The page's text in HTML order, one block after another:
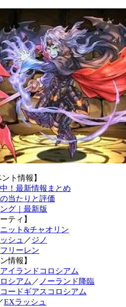
ト情報】
！最新情報まとめ
当たりと評価
グ｜最新版
ティ】
ニット&チャオリン
シュ ／ ジノ
フリーレン
情報】
アイランドコロシアム
シアム ／ ノーランド降臨
コードギアスコロシアム
EXラッシュ